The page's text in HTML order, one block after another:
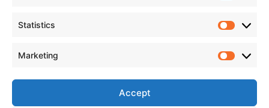
Statistics
Marketing
Accept